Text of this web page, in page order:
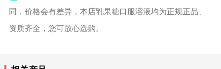
同，价格会有差异，本店乳果糖口服溶液均为正规正品、
资质齐全，您可放心选购。